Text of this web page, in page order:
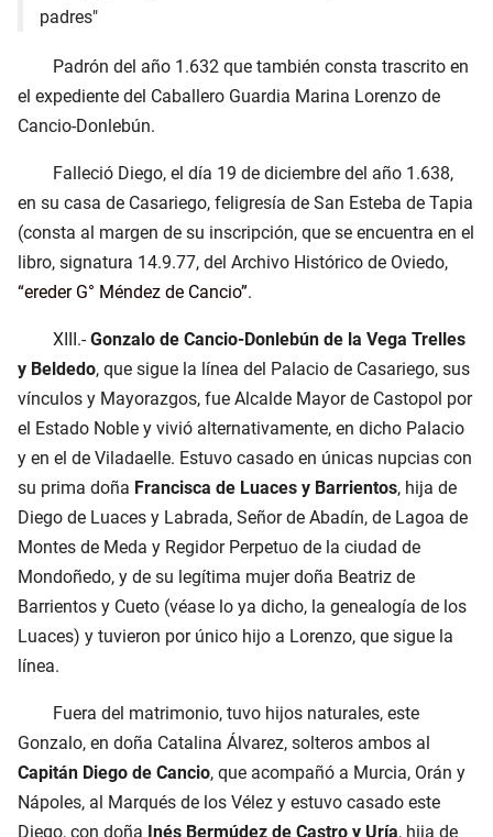
padres"
Padrón del año 1.632 que también consta trascrito en
el expediente del Caballero Guardia Marina Lorenzo de
Cancio-Donlebún.
Falleció Diego, el día 19 de diciembre del año 1.638,
en su casa de Casariego, feligresía de San Esteba de Tapia
(consta al margen de su inscripción, que se encuentra en el
libro, signatura 14.9.77, del Archivo Histórico de Oviedo,
ereder G° Méndez de Cancio .
XIII.-Gonzalo de Cancio-Donlebún de la Vega Trelles
y Beldedo, que sigue la línea del Palacio de Casariego, sus
vínculos y Mayorazgos, fue Alcalde Mayor de Castopol por
el Estado Noble y vivió alternativamente, en dicho Palacio
y en el de Viladaelle. Estuvo casado en únicas nupcias con
su prima doña Francisca de Luaces y Barrientos, hija de
Diego de Luaces y Labrada, Señor de Abadín, de Lagoa de
Montes de Meda y Regidor Perpetuo de la ciudad de
Mondoñedo, y de su legítima mujer doña Beatriz de
Barrientos y Cueto (véase lo ya dicho, la genealogía de los
Luaces) y tuvieron por único hijo a Lorenzo, que sigue la
línea.
Fuera del matrimonio, tuvo hijos naturales, este
Gonzalo, en doña Catalina Álvarez, solteros ambos al
Capitán Diego de Cancio, que acompañó a Murcia, Orán y
Nápoles, al Marqués de los Vélez y estuvo casado este
Diego, con doña Inés Bermúdez de Castro y Uría, hija de